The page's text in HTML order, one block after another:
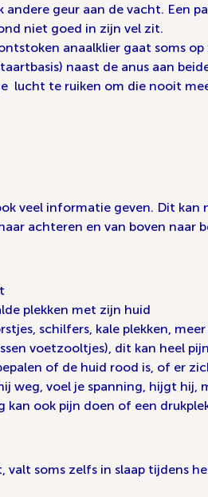
geur aan de vacht. Een
niet goed in zijn vel zit.
anaalklier gaat soms
naast de anus aan
lucht te ruiken om die nooit
veel informatie geven. Dit
achteren en van boven naar
plekken met zijn huid
schilfers, kale plekken,
voetzooltjes), dit kan heel
of de huid rood is, of er
weg, voel je spanning, hijgt hij,
kan ook pijn doen of een
valt soms zelfs in slaap tijdens